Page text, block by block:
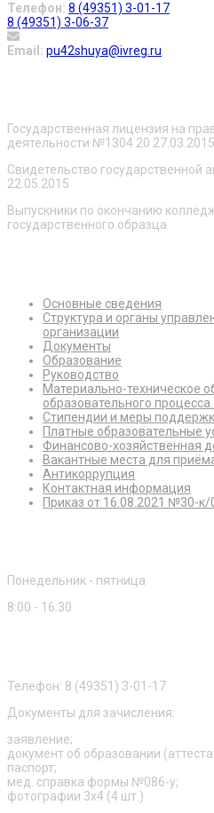
Телефон: 8 (49351) 3-01-17
8 (49351) 3-06-37
Email: pu42shuya@ivreg.ru
Государственная лицензия на
деятельности №1304 20 27.03.2015
Свидетельство государственной
22.05.2015
Выпускники по окончанию
государственного образца
Основные сведения
Структура и органы
организации
Документы
Образование
Руководство
Материально-техническое
образовательного
Стипендии и меры
Платные образовательные
Финансово-хозяйственная
Вакантные места для
Антикоррупция
Контактная информация
Приказ от 16.08.2021 №30-к/
Понедельник - пятница
8:00 - 16:30
Телефон: 8 (49351) 3-01-17
Документы для зачисления:
заявление;
документ об образовании
паспорт;
мед. справка формы №086-у;
фотографии 3х4 (4 шт.)